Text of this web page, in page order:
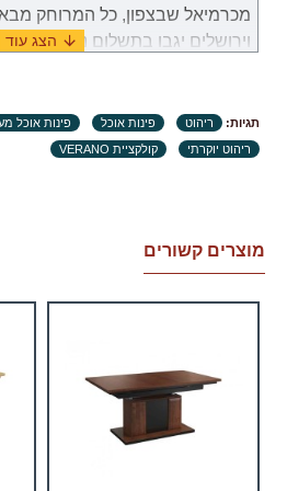
מכרמיאל שבצפון, כל המרוחק
במקרה שבו תידרשנה שימוש
מוצרים, באחריות הלקוח למצוא
והתשלום עבור שירות זה יהיה מוטל
.זמני האספקה ​​של כל מוצר מצוינים
הנספרים (ימים א'-ה' בשבוע, לא
וחגים) מיום וידוא ומיצוי המוצר,
יתכנו עיכובים הקשורים לשילוח
במידה וייחול עיכוב שאינו תלוי
יתארך בעוד 30 ימי עבודה ולא יחשב לאיחור.
תגיות: ריהוט פינות אוכל פינות אוכל
ריהוט יוקרתי
קולקציית VERANO
מוצרים קשורים